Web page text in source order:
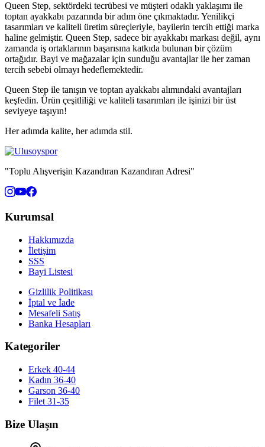
Queen Step, sektördeki tecrübesi ve müşteri odaklı yaklaşımı ile
toptan ayakkabı pazarında bir adım öne çıkmaktadır. Yenilikçi
tasarımları ve kaliteli üretim süreçleriyle, bayilerin tercih ettiği marka
haline gelmiştir. Queen Step, sadece bir ayakkabı markası değil, aynı
zamanda iş ortaklarının başarısına katkıda bulunan bir çözüm
ortağıdır. Bayi ve mağazalar için sunduğu avantajlar ile her zaman
tercih sebebi olmayı hedeflemektedir.
Queen Step ile tanışın ve toptan ayakkabı alımındaki avantajları
keşfedin. Ürün çeşitliliği ve kaliteli tasarımları ile işinizi bir üst
seviyeye taşıyın!
Her adımda kalite, her adımda stil.
"Toplu Alışverişin Kazandıran Kazandıran Adresi"
Kurumsal
Hakkımızda
İletişim
SSS
Bayi Listesi
Gizlilik Politikası
İptal ve İade
Mesafeli Satış
Banka Hesapları
Kategoriler
Erkek 40-44
Kadın 36-40
Garson 36-40
Filet 31-35
Bize Ulaşın